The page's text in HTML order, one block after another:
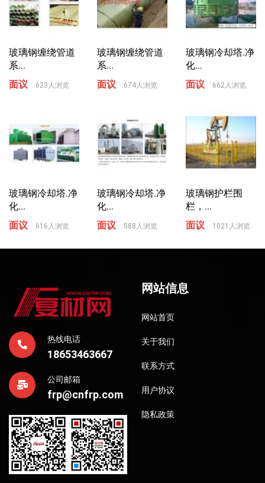
玻璃钢缠绕管道
系...
面议
623人浏览
玻璃钢缠绕管道
系...
面议
674人浏览
玻璃钢冷却塔.净
化...
面议
662人浏览
玻璃钢冷却塔.净
化...
面议
616人浏览
玻璃钢冷却塔.净
化...
面议
588人浏览
玻璃钢护栏围
栏，...
面议
1021人浏览
热线电话
18653463667
公司邮箱
frp@cnfrp.com
网站信息
网站首页
关于我们
联系方式
用户协议
隐私政策